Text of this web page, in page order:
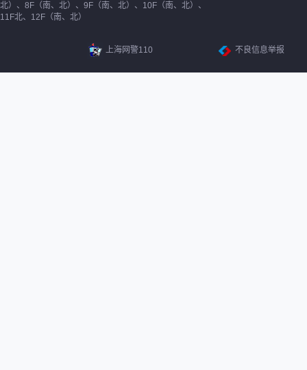
北）、8F（南、北）、9F（南、北）、10F（南、北）、
11F北、12F（南、北）
上海网警110 不良信息举报